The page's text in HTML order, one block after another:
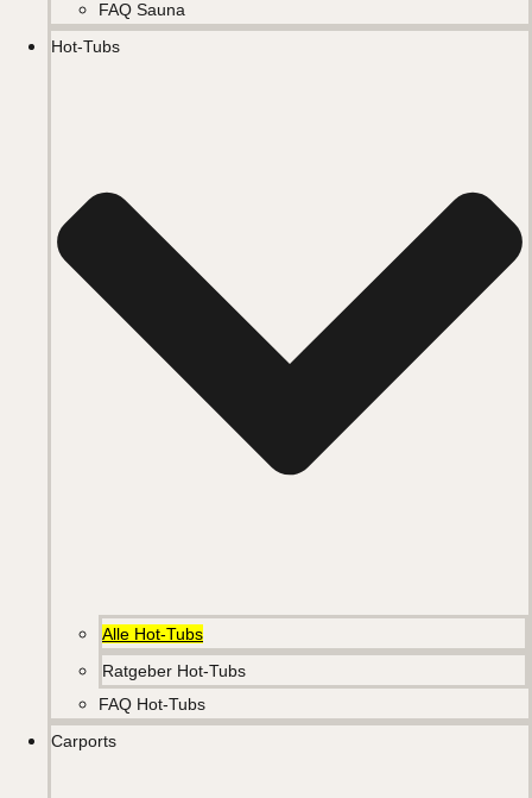
FAQ Sauna
Hot-Tubs
Alle Hot-Tubs
Ratgeber Hot-Tubs
FAQ Hot-Tubs
Carports